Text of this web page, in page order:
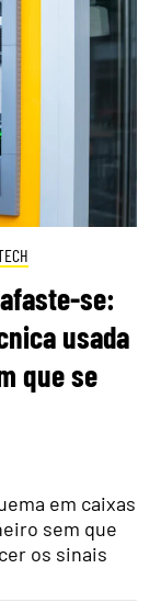
se:
usada
que se
em caixas
sem que
os sinais